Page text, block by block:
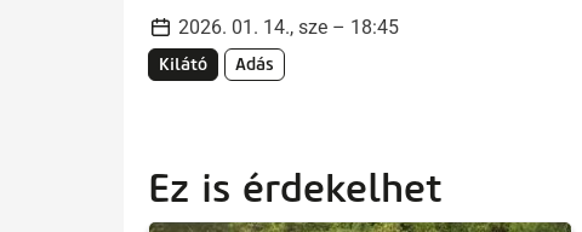
2026. 01. 14., sze – 18:45
Kilátó Adás
Ez is érdekelhet